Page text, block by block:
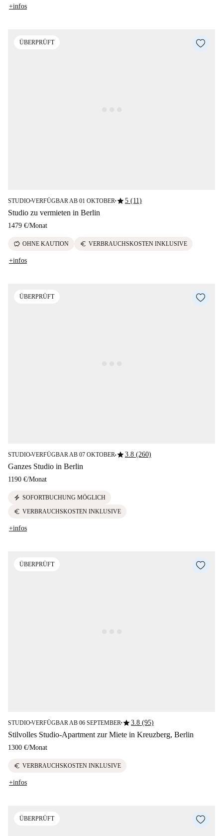
+infos
ÜBERPRÜFT
STUDIO■VERFÜGBAR AB 01 OKTOBER■star5 (11)
Studio zu vermieten in Berlin
1479 €/Monat
savings OHNE KAUTION euro VERBRAUCHSKOSTEN INKLUSIVE
+infos
ÜBERPRÜFT
STUDIO■VERFÜGBAR AB 07 OKTOBER■star3.8 (260)
Ganzes Studio in Berlin
1190 €/Monat
electric_bolt SOFORTBUCHUNG MÖGLICH
euro VERBRAUCHSKOSTEN INKLUSIVE
+infos
ÜBERPRÜFT
STUDIO■VERFÜGBAR AB 06 SEPTEMBER■star3.8 (95)
Stilvolles Studio-Apartment zur Miete in Kreuzberg, Berlin
1300 €/Monat
euro VERBRAUCHSKOSTEN INKLUSIVE
+infos
ÜBERPRÜFT